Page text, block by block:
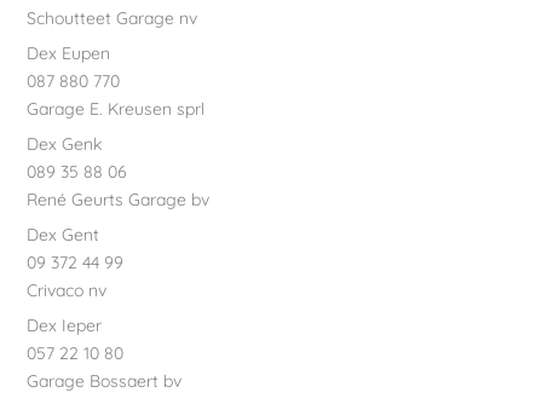
Schoutteet Garage nv
Dex Eupen
087 880 770
Garage E. Kreusen sprl
Dex Genk
089 35 88 06
René Geurts Garage bv
Dex Gent
09 372 44 99
Crivaco nv
Dex Ieper
057 22 10 80
Garage Bossaert bv